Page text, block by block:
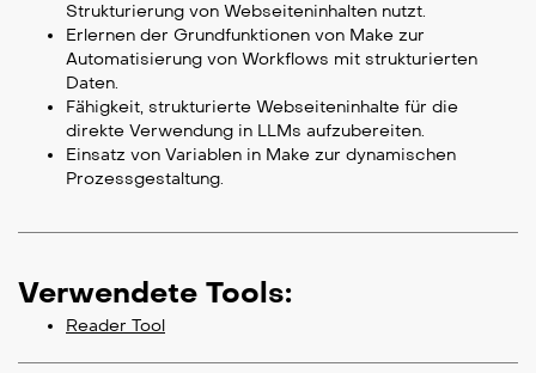
Strukturierung von Webseiteninhalten nutzt.
Erlernen der Grundfunktionen von Make zur
Automatisierung von Workflows mit strukturierten
Daten.
Fähigkeit, strukturierte Webseiteninhalte für die
direkte Verwendung in LLMs aufzubereiten.
Einsatz von Variablen in Make zur dynamischen
Prozessgestaltung.
Verwendete Tools:
Reader Tool